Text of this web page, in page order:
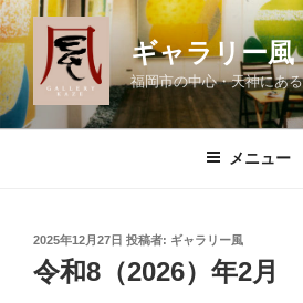
コ
ン
テ
ン
ツ
ギャラリー風
福岡市の中心・天神にあ
メニュー
投
稿
日:
2025年12月27日 投稿者: ギャラリー風
令和8（2026）年2月